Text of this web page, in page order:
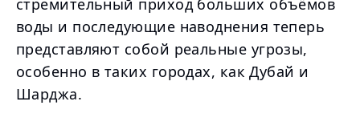
стремительный приход больших объёмов
воды и последующие наводнения теперь
представляют собой реальные угрозы,
особенно в таких городах, как Дубай и
Шарджа.